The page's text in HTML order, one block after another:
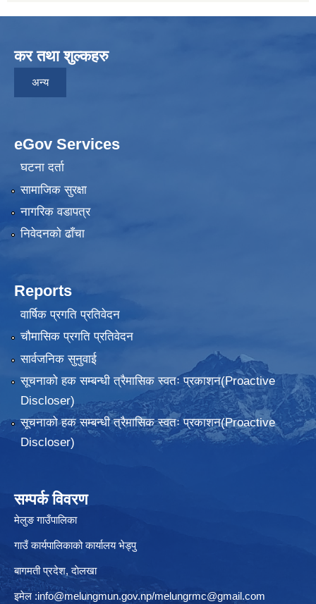
कर तथा शुल्कहरु
अन्य
eGov Services
घटना दर्ता
सामाजिक सुरक्षा
नागरिक वडापत्र
निवेदनकाे ढाँचा
Reports
वार्षिक प्रगति प्रतिवेदन
चौमासिक प्रगति प्रतिवेदन
सार्वजनिक सुनुवाई
सूचनाको हक सम्बन्धी त्रैमासिक स्वतः प्रकाशन(Proactive
Discloser)
सूचनाको हक सम्बन्धी त्रैमासिक स्वतः प्रकाशन(Proactive
Discloser)
सम्पर्क विवरण
मेलुङ गाउँपालिका
गाउँ कार्यपालिकाको कार्यालय भेड्पु
बागमती प्रदेश, दाेलखा
इमेल :info@melungmun.gov.np/melungrmc@gmail.com